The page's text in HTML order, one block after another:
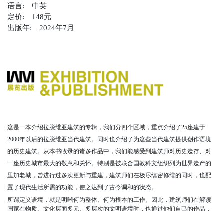
语言:
中英
定价:
148元
出版年:
2024年7月
这是一本介绍拉脱维亚建筑的专辑，我们分四个区域，重点介绍了25座建于
2000年以后的拉脱维亚当代建筑。同时也介绍了为这些当代建筑提供创作语境
的历史建筑。从本书收录的诸多作品中，我们能感受到建筑师对历史遗存、对
一座历史城市最大的敬意和关怀。特别是被联合国教科文组织列为世界遗产的
里加老城，曾进行过多次更新与重建，建筑师们在极尽缜密修缮的同时，也配
置了现代生活所需的功能，使之达到了古今调和的状态。
所谓定义语境，就是明晰何为整体、何为根本的工作。因此，建筑师们在解读
国家在物质、文化层面多元、多层次的文明语境时，也通过他们自己的作品，